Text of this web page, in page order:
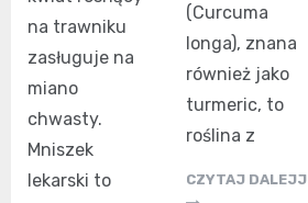
na trawniku
zasługuje na
miano
chwasty.
Mniszek
lekarski to
(Curcuma
longa), znana
również jako
turmeric, to
roślina z
CZYTAJ DALEJJ